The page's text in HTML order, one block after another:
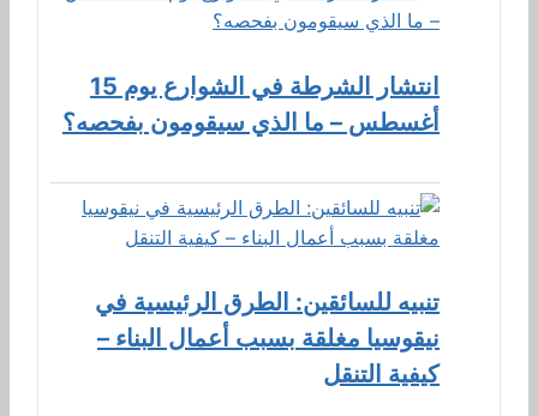
انتشار الشرطة في الشوارع يوم 15
أغسطس – ما الذي سيقومون بفحصه؟
تنبيه للسائقين: الطرق الرئيسية في
نيقوسيا مغلقة بسبب أعمال البناء –
كيفية التنقل